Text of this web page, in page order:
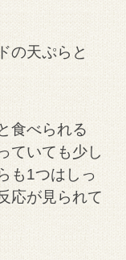
の天ぷらと
食べられる
ていても少し
も1つはしっ
応が見られて